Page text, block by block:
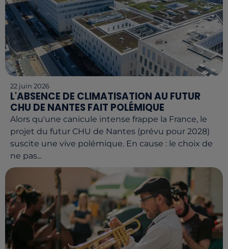
22 juin 2026
L'ABSENCE DE CLIMATISATION AU FUTUR
CHU DE NANTES FAIT POLÉMIQUE
Alors qu'une canicule intense frappe la France, le
projet du futur CHU de Nantes (prévu pour 2028)
suscite une vive polémique. En cause : le choix de
ne pas...